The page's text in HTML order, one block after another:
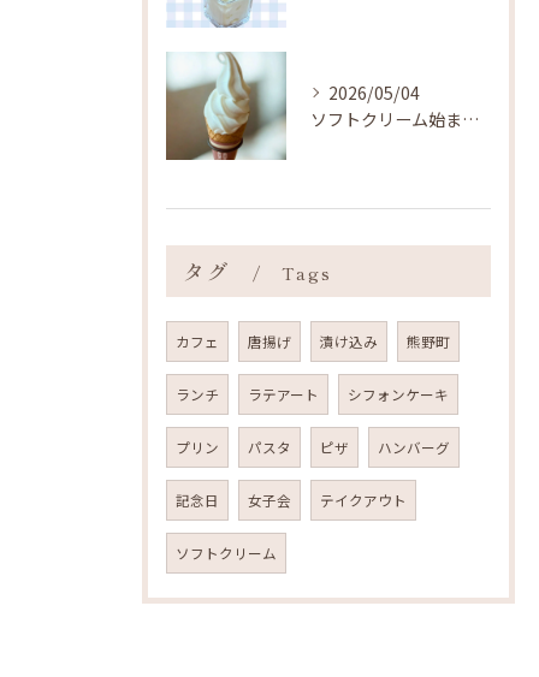
2026/05/04
ソフトクリーム始まりました ˎˊ˗
タグ Tags
カフェ 唐揚げ 漬け込み 熊野町
ランチ ラテアート シフォンケーキ
プリン パスタ ピザ ハンバーグ
記念日 女子会 テイクアウト
ソフトクリーム